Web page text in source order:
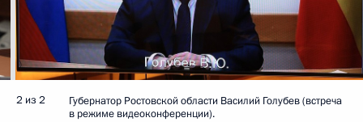
2 из 2
Губернатор Ростовской области Василий Голубев (встреча
в режиме видеоконференции).